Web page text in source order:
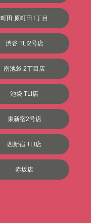
町田 原町田1丁目
渋谷 TLI2号店
南池袋 2丁目店
池袋 TLI店
東新宿2号店
西新宿 TLI店
赤坂店